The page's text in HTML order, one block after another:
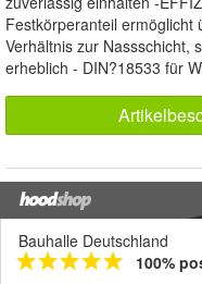
Festkörperanteil ermöglicht
Verhältnis zur Nassschicht,
erheblich - DIN?18533 für
Bauhalle Deutschland
100%